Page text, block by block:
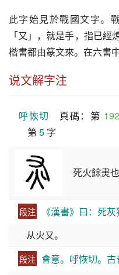
此字始見於戰國文字。
「又」，就是手，指已經
楷書都由篆文來。在六書
说文解字注
呼恢切 頁碼 ：第
第 5 字
死火餘㶳也
段注
《漢書》曰：死灰
从火又。
段注 會意。呼恢切。古